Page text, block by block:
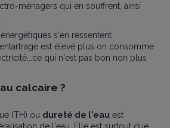
ménagers qui en souffrent, ainsi
s'en ressentent
est élevé plus on consomme
qui n'est pas bon non plus
calcaire ?
(TH) ou dureté de l'eau est